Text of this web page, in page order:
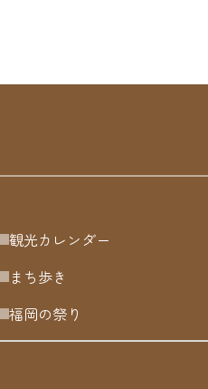
観光カレンダー
まち歩き
福岡の祭り